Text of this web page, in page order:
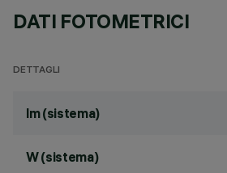
DATI FOTOMETRICI
DETTAGLI
lm (sistema)
W (sistema)